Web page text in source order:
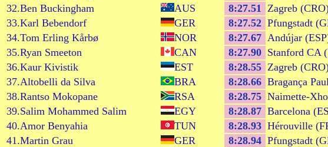
32.Ben Buckingham
AUS 8:27.51 Zagreb
33.Karl Bebendorf
GER 8:27.52 Pfungstadt
34.Tom Erling Kårbø
NOR 8:27.67 Andújar
35.Ryan Smeeton
CAN 8:27.90 Stanford CA
36.Kaur Kivistik
EST 8:28.55 Zagreb
37.Altobelli da Silva
BRA 8:28.66 Bragança
38.Rantso Mokopane
RSA 8:28.75 Naimette-
39.Salim Mohammed Salim
EGY 8:28.87 Barcelona
40.Amor Benyahia
TUN 8:28.93 Hérouville
41.Martin Grau
GER 8:28.94 Pfungstadt